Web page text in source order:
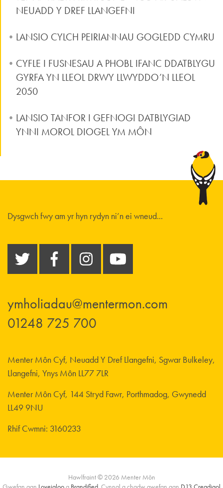
NEUADD Y DREF LLANGEFNI
LANSIO CYLCH PEIRIANNAU GOGLEDD CYMRU
CYFLE I FUSNESAU A PHOBL IFANC DDATBLYGU
GYRFA YN LLEOL DRWY LLWYDDO’N LLEOL
2050
LANSIO TANFOR I GEFNOGI DATBLYGIAD
YNNI MOROL DIOGEL YM MÔN
Dysgwch fwy am yr hyn rydyn ni’n ei wneud...
ymholiadau@mentermon.com
01248 725 700
Menter Môn Cyf, Neuadd Y Dref Llangefni, Sgwar Bulkeley,
Llangefni, Ynys Môn LL77 7LR
Menter Môn Cyf, 144 Stryd Fawr, Porthmadog, Gwynedd
LL49 9NU
Rhif Cwmni: 3160233
Hawlfraint © 2026 Menter Môn